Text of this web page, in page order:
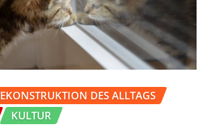
DES ALLTAGS
KULTUR